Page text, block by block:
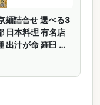
麺詰合せ 選べる3
日本料理 有名店
出汁が命 羅臼 昆
フト プレ ゼン